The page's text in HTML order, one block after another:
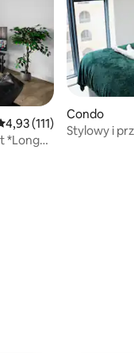
ocena: 4,93 na 5,
4,93 (111)
*Long
Condo
Stylowy i